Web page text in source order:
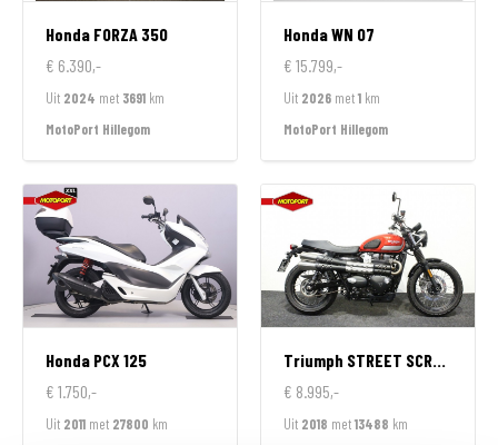
Honda FORZA 350
€ 6.390,-
Uit 2024 met 3691 km
MotoPort Hillegom
HondaWN 07
€ 15.799,-
Uit 2026 met1 km
MotoPort Hillegom
Honda PCX 125
€ 1.750,-
Uit 2011 met 27800 km
Triumph STREET SCRAMBLER 900
€ 8.995,-
Uit 2018 met13488 km